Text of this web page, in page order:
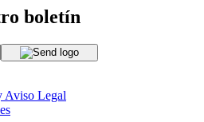
boletín
Aviso Legal